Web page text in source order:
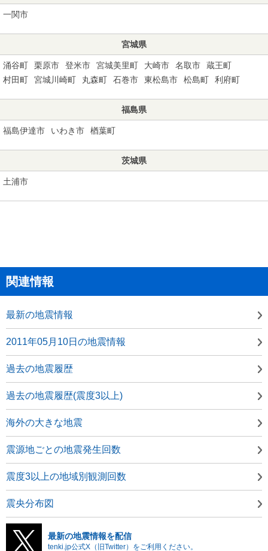
一関市
宮城県
涌谷町 栗原市 登米市 宮城美里町 大崎市 名取市
蔵王町
村田町
宮城川崎町 丸森町 石巻市 東松島市 松島町 利府町
福島県
福島伊達市 いわき市 楢葉町
茨城県
土浦市
関連情報
最新の地震情報
2011年05月10日の地震情報
過去の地震履歴
過去の地震履歴(震度3以上)
海外の大きな地震
震源地ごとの地震発生回数
震度3以上の地域別観測回数
震央分布図
最新の地震情報を配信
tenki.jp公式X（旧Twitter）をご利用ください。